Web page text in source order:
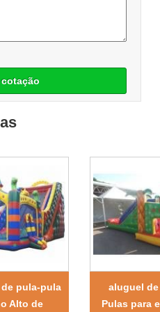
pula-pula
Alto de
aluguel de
Pulas para